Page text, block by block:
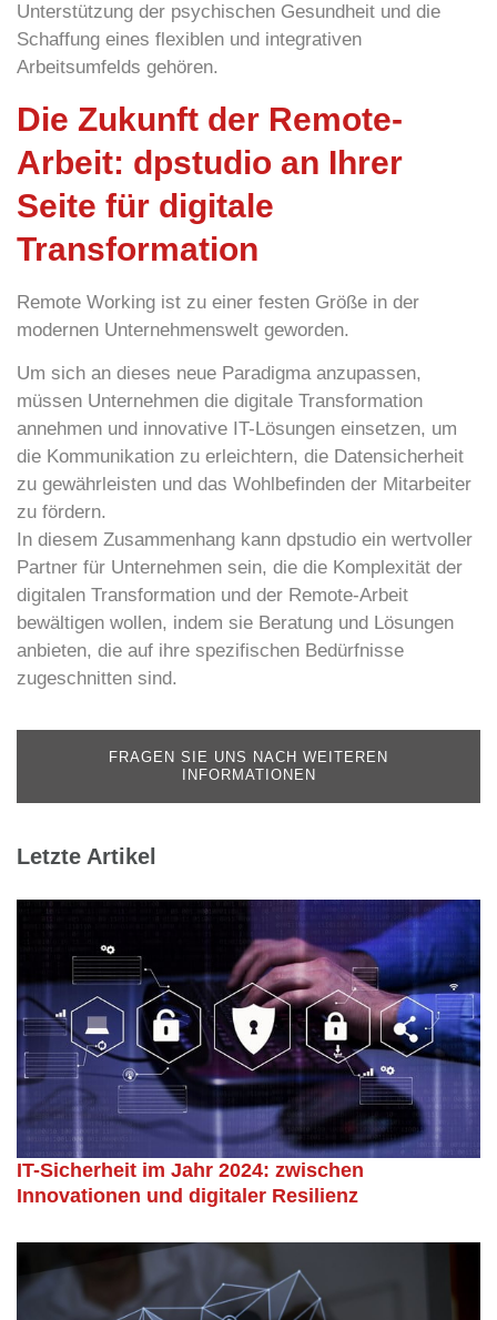
Unterstützung der psychischen Gesundheit und die
Schaffung eines flexiblen und integrativen
Arbeitsumfelds gehören.
Die Zukunft der Remote-
Arbeit: dpstudio an Ihrer
Seite für digitale
Transformation
Remote Working ist zu einer festen Größe in der
modernen Unternehmenswelt geworden.
Um sich an dieses neue Paradigma anzupassen,
müssen Unternehmen die digitale Transformation
annehmen und innovative IT-Lösungen einsetzen, um
die Kommunikation zu erleichtern, die Datensicherheit
zu gewährleisten und das Wohlbefinden der Mitarbeiter
zu fördern.
In diesem Zusammenhang kann dpstudio ein wertvoller
Partner für Unternehmen sein, die die Komplexität der
digitalen Transformation und der Remote-Arbeit
bewältigen wollen, indem sie Beratung und Lösungen
anbieten, die auf ihre spezifischen Bedürfnisse
zugeschnitten sind.
FRAGEN SIE UNS NACH WEITEREN
INFORMATIONEN
Letzte Artikel
IT-Sicherheit im Jahr 2024: zwischen
Innovationen und digitaler Resilienz